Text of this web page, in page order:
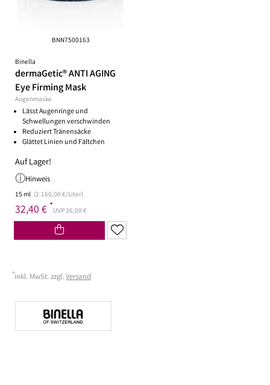
BNN7500163
Binella
dermaGetic® ANTI AGING
Eye Firming Mask
Augenmaske
Lässt Augenringe und
Schwellungen verschwinden
Reduziert Tränensäcke
Glättet Linien und Fältchen
Auf Lager!
Hinweis
15 ml (2.160,00 €/Liter)
32,40 € *UVP 36,00 €
*inkl. MwSt. zzgl. Versand